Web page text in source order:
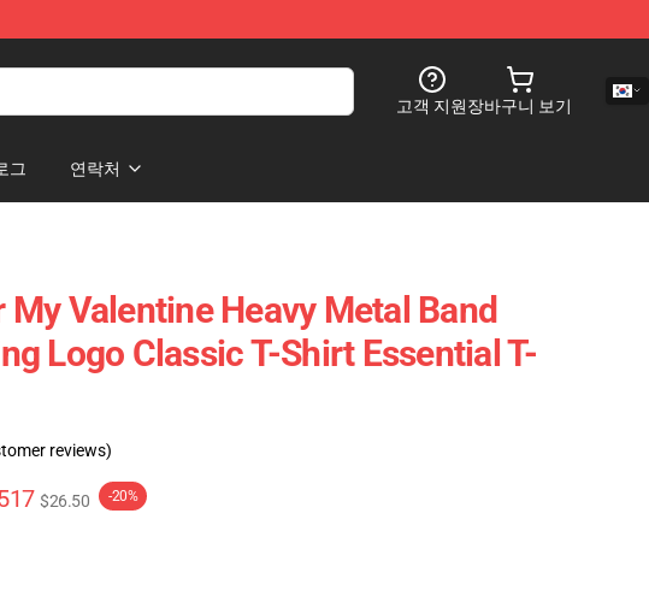
고객 지원장바구니 보기
그 연락처
My Valentine Heavy Metal Band
Logo Classic T-Shirt Essential T-
reviews)
$26.50 -20%